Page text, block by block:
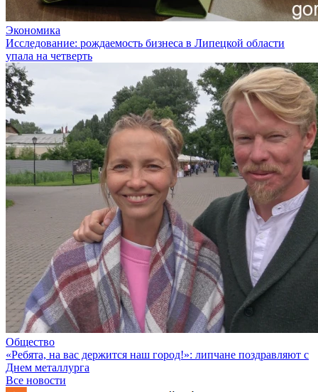
Экономика
Исследование: рождаемость бизнеса в Липецкой области
упала на четверть
Общество
«Ребята, на вас держится наш город!»: липчане поздравляют с
Днем металлурга
Все новости